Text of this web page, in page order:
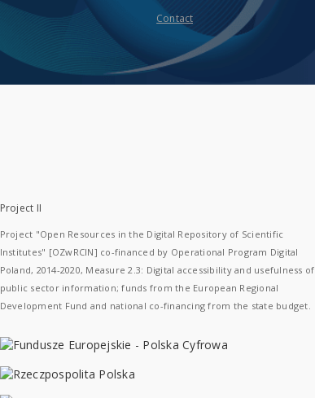
Contact
Project II
Project "Open Resources in the Digital Repository of Scientific
Institutes" [OZwRCIN] co-financed by Operational Program Digital
Poland, 2014-2020, Measure 2.3: Digital accessibility and usefulness of
public sector information; funds from the European Regional
Development Fund and national co-financing from the state budget.